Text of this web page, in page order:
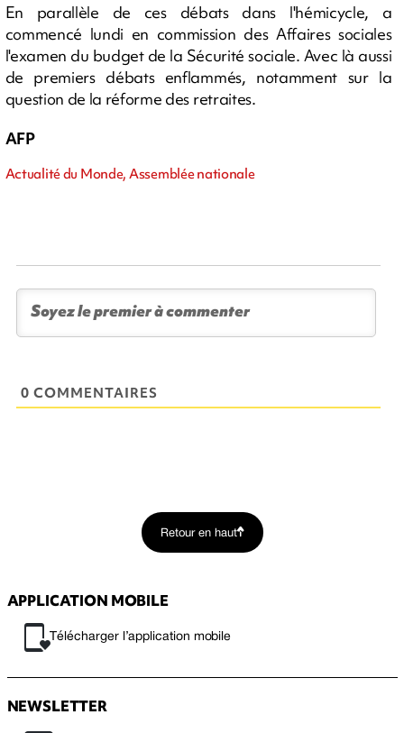
En parallèle de ces débats dans l'hémicycle, a
commencé lundi en commission des Affaires sociales
l'examen du budget de la Sécurité sociale. Avec là aussi
de premiers débats enflammés, notamment sur la
question de la réforme des retraites.
AFP
Actualité du Monde, Assemblée nationale
0 COMMENTAIRES
Retour en haut
APPLICATION MOBILE
Télécharger l’application mobile
NEWSLETTER